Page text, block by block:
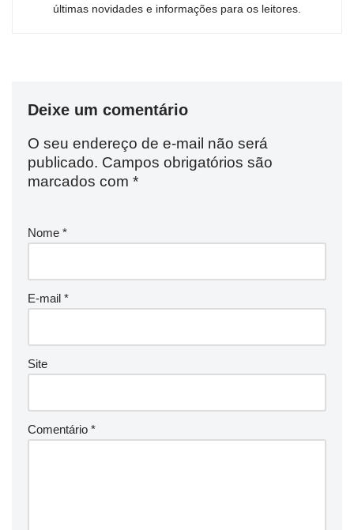
últimas novidades e informações para os leitores.
Deixe um comentário
O seu endereço de e-mail não será
publicado. Campos obrigatórios são
marcados com *
Nome *
E-mail *
Site
Comentário *